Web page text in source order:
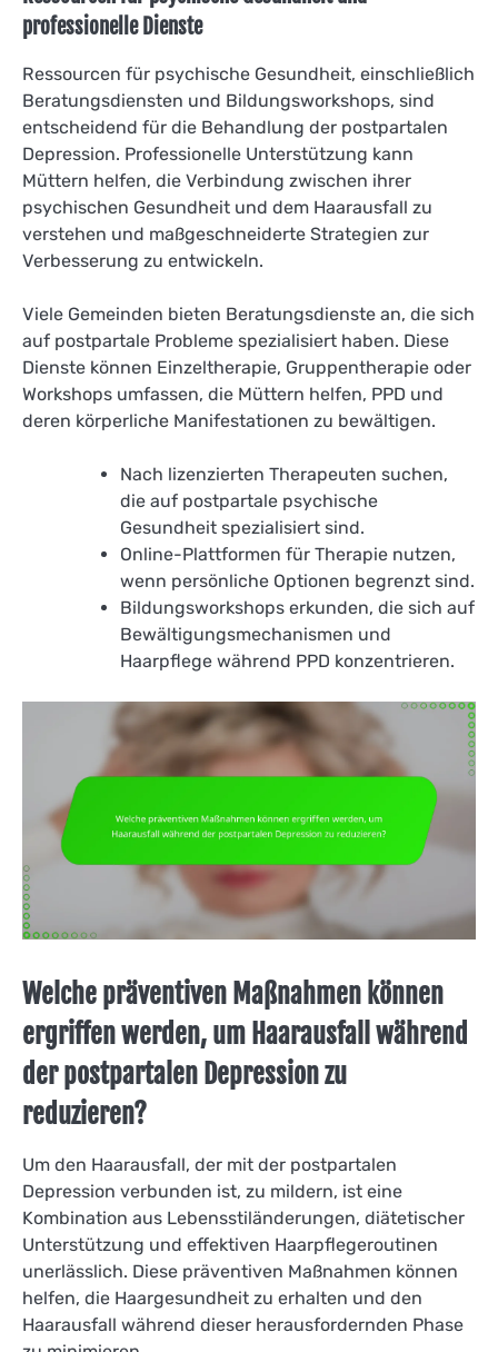
professionelle Dienste
Ressourcen für psychische Gesundheit, einschließlich
Beratungsdiensten und Bildungsworkshops, sind
entscheidend für die Behandlung der postpartalen
Depression. Professionelle Unterstützung kann
Müttern helfen, die Verbindung zwischen ihrer
psychischen Gesundheit und dem Haarausfall zu
verstehen und maßgeschneiderte Strategien zur
Verbesserung zu entwickeln.
Viele Gemeinden bieten Beratungsdienste an, die sich
auf postpartale Probleme spezialisiert haben. Diese
Dienste können Einzeltherapie, Gruppentherapie oder
Workshops umfassen, die Müttern helfen, PPD und
deren körperliche Manifestationen zu bewältigen.
Nach lizenzierten Therapeuten suchen,
die auf postpartale psychische
Gesundheit spezialisiert sind.
Online-Plattformen für Therapie nutzen,
wenn persönliche Optionen begrenzt sind.
Bildungsworkshops erkunden, die sich auf
Bewältigungsmechanismen und
Haarpflege während PPD konzentrieren.
Welche präventiven Maßnahmen können
ergriffen werden, um Haarausfall während
der postpartalen Depression zu
reduzieren?
Um den Haarausfall, der mit der postpartalen
Depression verbunden ist, zu mildern, ist eine
Kombination aus Lebensstiländerungen, diätetischer
Unterstützung und effektiven Haarpflegeroutinen
unerlässlich. Diese präventiven Maßnahmen können
helfen, die Haargesundheit zu erhalten und den
Haarausfall während dieser herausfordernden Phase